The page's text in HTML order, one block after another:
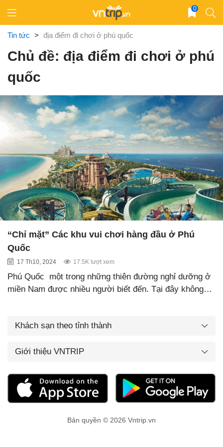
content
0
Tin tức > địa điểm đi chơi ở phú quốc
Chủ đề: địa điểm đi chơi ở phú
quốc
“Chỉ mặt” Các khu vui chơi hàng đầu ở Phú
Quốc
17 Th10, 2024 17.5K lượt xem
Phú Quốc một trong những thiên đường nghỉ dưỡng ở
miền Nam được nhiều người biết đến. Tại đây không…
Khách sạn theo tỉnh thành
Giới thiệu VNTRIP
Bản quyền © 2026 Vntrip.vn